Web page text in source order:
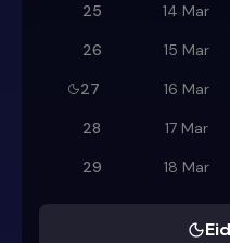
25
14 Mar
26
15 Mar
27
16 Mar
28
17 Mar
29
18 Mar